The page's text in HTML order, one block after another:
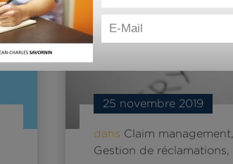
25 novembre 2019
dans Claim management,
Gestion de réclamations,